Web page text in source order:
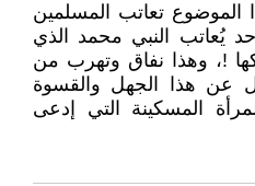
الموضوع تعاتب المسلمين
يُعاتب النبي محمد الذي
!، وهذا نفاق وتهرب من
عن هذا الجهل والقسوة
المسكينة التي إدعى